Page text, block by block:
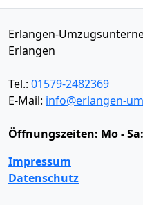
Erlangen-
Erlangen
Tel.: 01579-2482369
E-Mail: info@erlangen-
Öffnungszeiten: Mo -
Impressum
Datenschutz